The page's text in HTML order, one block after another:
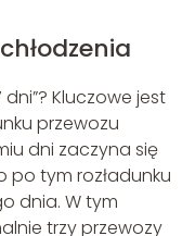
Kluczowe jest
przewozu
dni zaczyna się
tym rozładunku
dnia. W tym
trzy przewozy